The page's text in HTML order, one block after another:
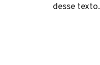
desse texto.